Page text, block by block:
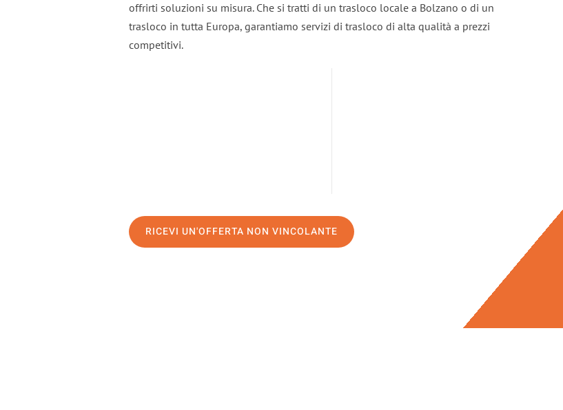
offrirti soluzioni su misura. Che si tratti di un trasloco locale a Bolzano o di un
trasloco in tutta Europa, garantiamo servizi di trasloco di alta qualità a prezzi
competitivi.
RICEVI UN'OFFERTA NON VINCOLANTE